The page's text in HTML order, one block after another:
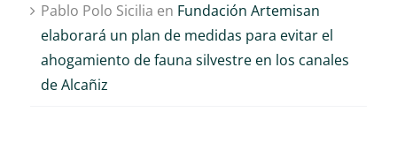
Pablo Polo Sicilia en Fundación Artemisan
elaborará un plan de medidas para evitar el
ahogamiento de fauna silvestre en los canales
de Alcañiz